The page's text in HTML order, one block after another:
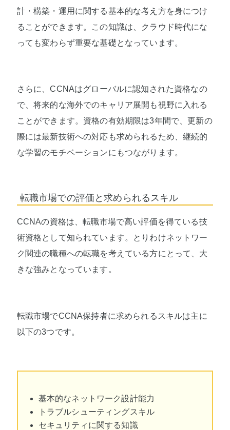
計・構築・運用に関する基本的な考え方を身につけ
ることができます。この知識は、クラウド時代にな
っても変わらず重要な基礎となっています。
さらに、CCNAはグローバルに認知された資格なの
で、将来的な海外でのキャリア展開も視野に入れる
ことができます。資格の有効期限は3年間で、更新の
際には最新技術への対応も求められるため、継続的
な学習のモチベーションにもつながります。
転職市場での評価と求められるスキル
CCNAの資格は、転職市場で高い評価を得ている技
術資格として知られています。とりわけネットワー
ク関連の職種への転職を考えている方にとって、大
きな強みとなっています。
転職市場でCCNA保持者に求められるスキルは主に
以下の3つです。
基本的なネットワーク設計能力
トラブルシューティングスキル
セキュリティに関する知識